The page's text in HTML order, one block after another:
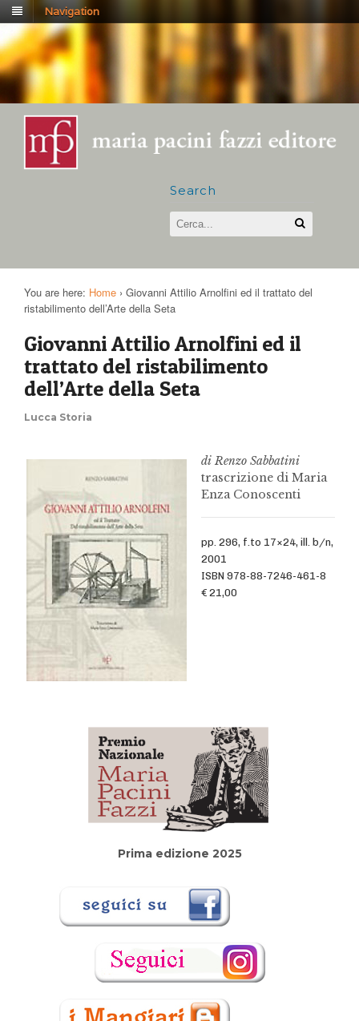
Navigation
Search
You are here: Home › Giovanni Attilio Arnolfini ed il trattato del
ristabilimento dell’Arte della Seta
Giovanni Attilio Arnolfini ed il
trattato del ristabilimento
dell’Arte della Seta
Lucca Storia
di Renzo Sabbatini
trascrizione di Maria
Enza Conoscenti
pp. 296, f.to 17×24, ill. b/n,
2001
ISBN 978-88-7246-461-8
€ 21,00
Prima edizione 2025